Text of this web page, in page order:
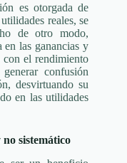
es otorgada de
reales, se
de otro modo,
en las ganancias y
el rendimiento
confusión
desvirtuando su
en las utilidades
sistemático